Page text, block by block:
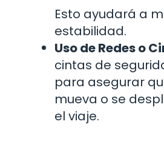
Esto ayudará a
estabilidad.
Uso de Redes o
cintas de
para asegurar
mueva o se
el viaje.